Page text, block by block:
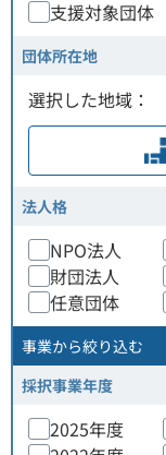
支援対象団体
団体所在地
選択した地域：
法人格
NPO法人
財団法人
任意団体
事業から絞り込む
採択事業年度
2025年度